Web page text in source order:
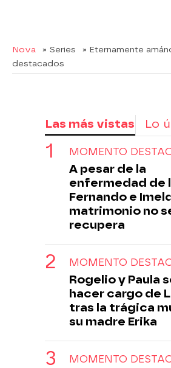
Nova » Series » Eternamente
destacados
Las más vistas Lo
MOMENTO
A pesar de la
enfermedad de
Fernando e
matrimonio no
recupera
MOMENTO
Rogelio y Paula
hacer cargo de
tras la trágica
su madre Erika
MOMENTO